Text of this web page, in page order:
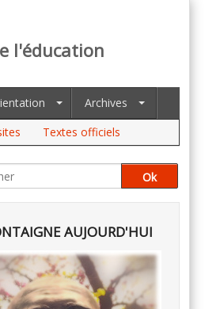
l'éducation
Archives
Textes officiels
AUJOURD'HUI